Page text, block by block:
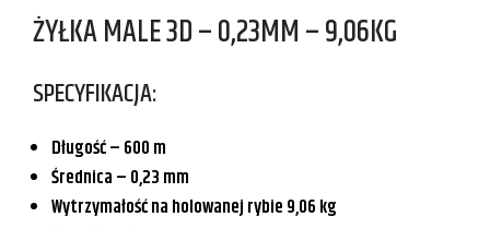
ŻYŁKA MALE 3D – 0,23MM – 9,06KG
SPECYFIKACJA:
Długość – 600 m
Średnica – 0,23 mm
Wytrzymałość na holowanej rybie 9,06 kg